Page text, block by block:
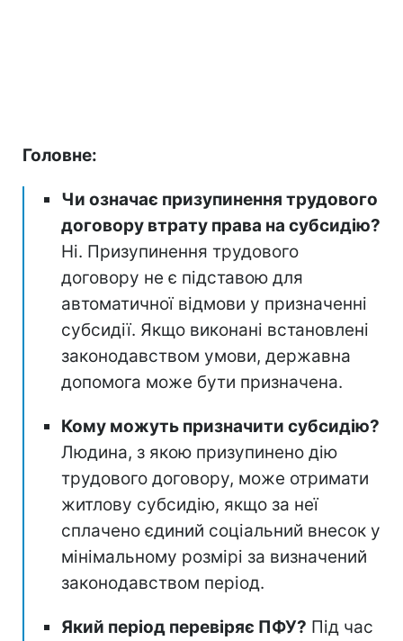
Головне:
Чи означає призупинення трудового
договору втрату права на субсидію?
Ні. Призупинення трудового
договору не є підставою для
автоматичної відмови у призначенні
субсидії. Якщо виконані встановлені
законодавством умови, державна
допомога може бути призначена.
Кому можуть призначити субсидію?
Людина, з якою призупинено дію
трудового договору, може отримати
житлову субсидію, якщо за неї
сплачено єдиний соціальний внесок у
мінімальному розмірі за визначений
законодавством період.
Який період перевіряє ПФУ? Під час